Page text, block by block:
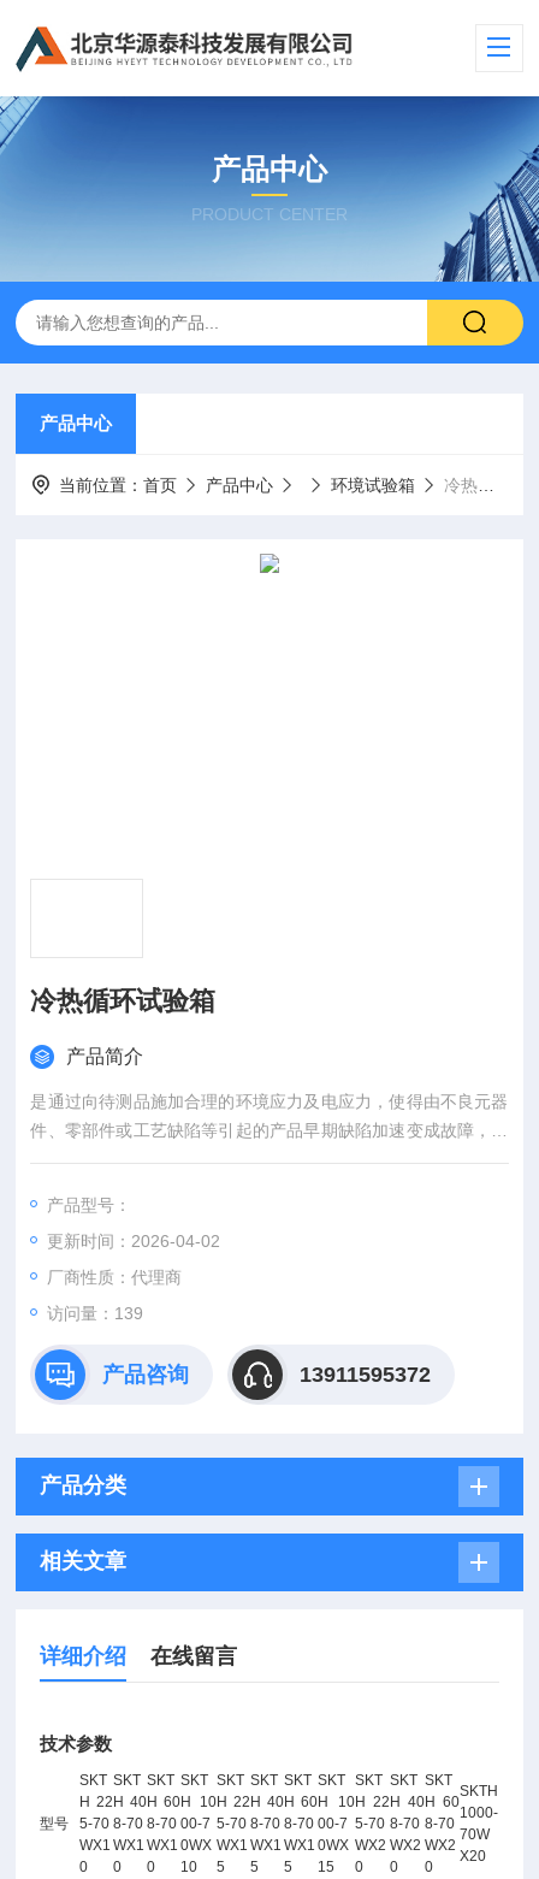
产品中心
PRODUCT CENTER
产品中心
当前位置：首页 产品中心 环境试验箱 冷热循环试验箱
冷热循环试验箱
产品简介
是通过向待测品施加合理的环境应力及电应力，使得由不良元器
件、零部件或工艺缺陷等引起的产品早期缺陷加速变成故障，并
加以发现和排除的过程，是一个经济有效的工程研究、制造改进
产品型号：
更新时间：2026-04-02
厂商性质：代理商
访问量：139
产品咨询 13911595372
产品分类
相关文章
详细介绍 在线留言
技术参数
型号
SKT
H 22
5-70
WX1
0
SKT
H 40
8-70
WX1
0
SKT
H 60
8-70
WX1
0
SKT
H 10
00-7
0WX
10
SKT
H 22
5-70
WX1
5
SKT
H 40
8-70
WX1
5
SKT
H 60
8-70
WX1
5
SKT
H 10
00-7
0WX
15
SKT
H 22
5-70
WX2
0
SKT
H 40
8-70
WX2
0
SKT
H 60
8-70
WX2
0
SKTH
1000-
70W
X20